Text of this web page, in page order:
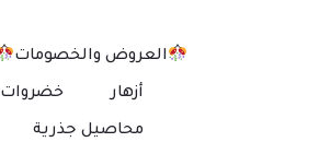
العروض والخصومات
أزهار خضروات
محاصيل جذرية